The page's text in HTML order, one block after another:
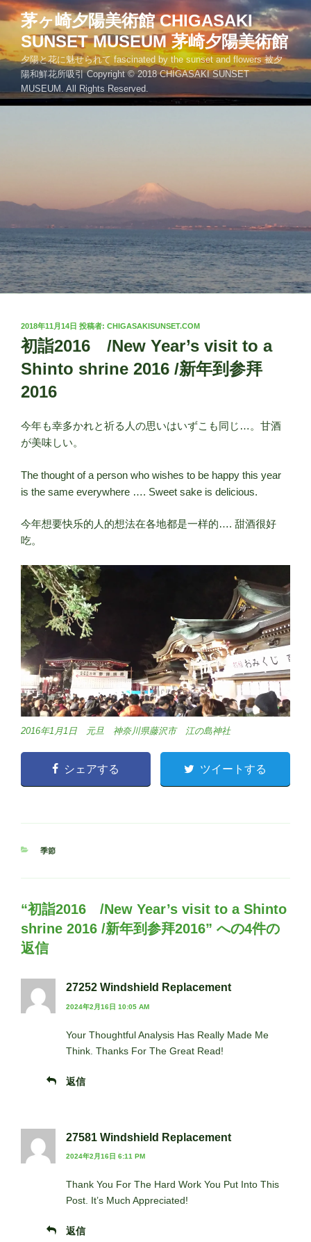
コ
ン
ン
へ
ス
茅ヶ崎夕陽美術館 CHIGASAKI
SUNSET MUSEUM 茅崎夕陽美術館
夕陽と花に魅せられて fascinated by the sunset and flowers 被夕
陽和鮮花所吸引 Copyright © 2018 CHIGASAKI SUNSET
MUSEUM. All Rights Reserved.
投
稿
日:
2018年11月14日 投稿者: CHIGASAKISUNSET.COM
初詣2016 /New Year’s visit to a
Shinto shrine 2016 /新年到参拜
2016
今年も幸多かれと祈る人の思いはいずこも同じ…。甘酒
が美味しい。
The thought of a person who wishes to be happy this year
is the same everywhere …. Sweet sake is delicious.
今年想要快乐的人的想法在各地都是一样的…. 甜酒很好
吃。
2016年1月1日 元旦 神奈川県藤沢市 江の島神社
シェアする ツイートする
カ
ー
季節
“初詣2016 /New Year’s visit to a Shinto
shrine 2016 /新年到参拜2016” への4件の
返信
27252 Windshield Replacement
2024年2月16日 10:05 AM
Your Thoughtful Analysis Has Really Made Me
Think. Thanks For The Great Read!
返信
27581 Windshield Replacement
2024年2月16日 6:11 PM
Thank You For The Hard Work You Put Into This
Post. It’s Much Appreciated!
返信